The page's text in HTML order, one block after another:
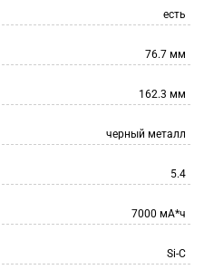
есть
76.7 мм
162.3 мм
черный металл
5.4
7000 мА*ч
Si-C